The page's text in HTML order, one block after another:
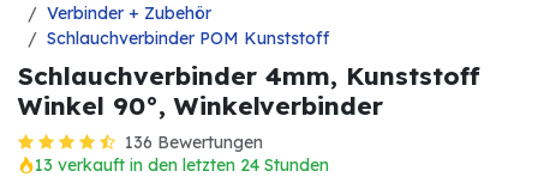
Verbinder + Zubehör
Schlauchverbinder POM Kunststoff
Schlauchverbinder 4mm, Kunststoff
Winkel 90°, Winkelverbinder
136 Bewertungen
13 verkauft in den letzten 24 Stunden